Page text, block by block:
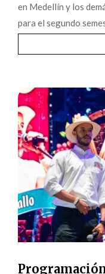
en Medellín y los
para el segundo